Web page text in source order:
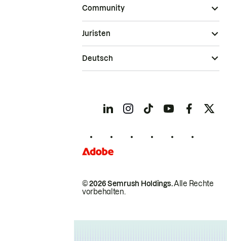
Community
© 2026 Semrush Holdings.Alle Rechte
vorbehalten.
Juristen
Deutsch